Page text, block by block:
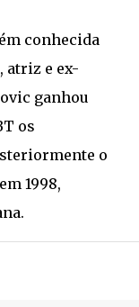
conhecida
atriz e ex-
ganhou
os
o
1998,